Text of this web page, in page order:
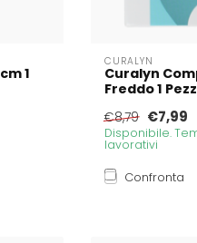
1
CURALYN
Curalyn
Freddo 1
€8,79 €7,99
Disponibile.
lavorativi
Confronta